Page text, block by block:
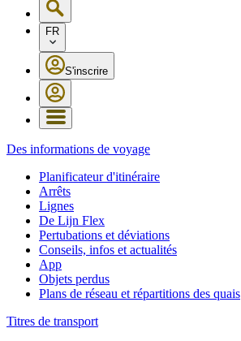
FR
S'inscrire
Des informations de voyage
Planificateur d'itinéraire
Arrêts
Lignes
De Lijn Flex
Pertubations et déviations
Conseils, infos et actualités
App
Objets perdus
Plans de réseau et répartitions des quais
Titres de transport